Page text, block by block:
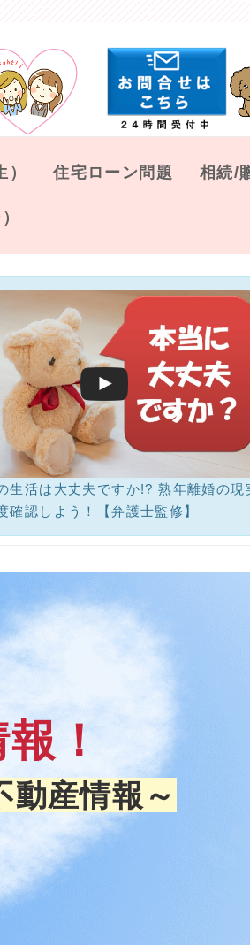
住宅ローン問題 相続/
生活は大丈夫ですか!? 熟年離婚の現
確認しよう！【弁護士監修】
！
動産情報～